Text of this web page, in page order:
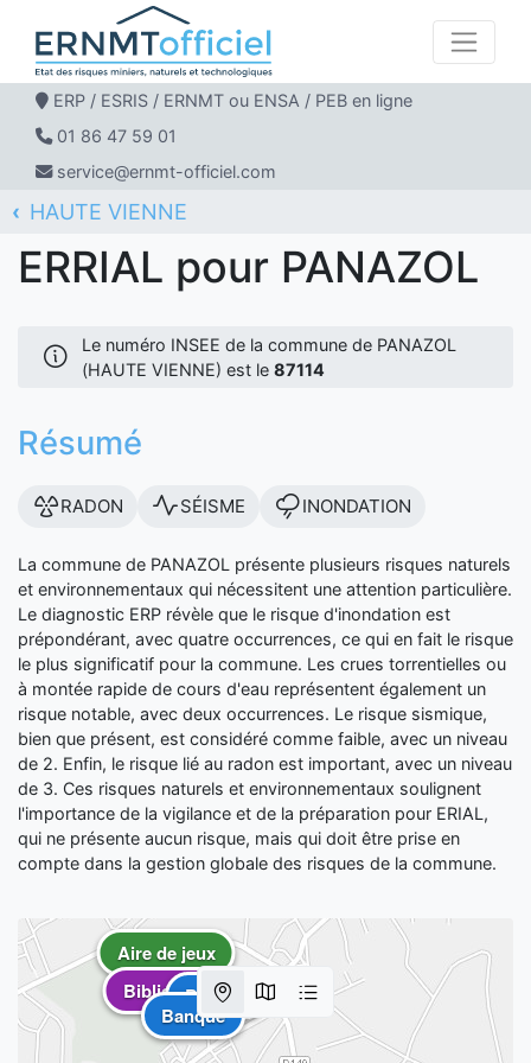
ERP / ESRIS / ERNMT ou ENSA / PEB en ligne
01 86 47 59 01
service@ernmt-officiel.com
ERNMT Officiel
ERRIAL
HAUTE VIENNE
PANAZOL
ERRIAL pour PANAZOL
Le numéro INSEE de la commune de PANAZOL
(HAUTE VIENNE) est le 87114
Résumé
RADON SÉISME INONDATION
La commune de PANAZOL présente plusieurs risques naturels
et environnementaux qui nécessitent une attention particulière.
Le diagnostic ERP révèle que le risque d'inondation est
prépondérant, avec quatre occurrences, ce qui en fait le risque
le plus significatif pour la commune. Les crues torrentielles ou
à montée rapide de cours d'eau représentent également un
risque notable, avec deux occurrences. Le risque sismique,
bien que présent, est considéré comme faible, avec un niveau
de 2. Enfin, le risque lié au radon est important, avec un niveau
de 3. Ces risques naturels et environnementaux soulignent
l'importance de la vigilance et de la préparation pour ERIAL,
qui ne présente aucun risque, mais qui doit être prise en
compte dans la gestion globale des risques de la commune.
Aire de jeux
Banque
Banque
Bibliothèque